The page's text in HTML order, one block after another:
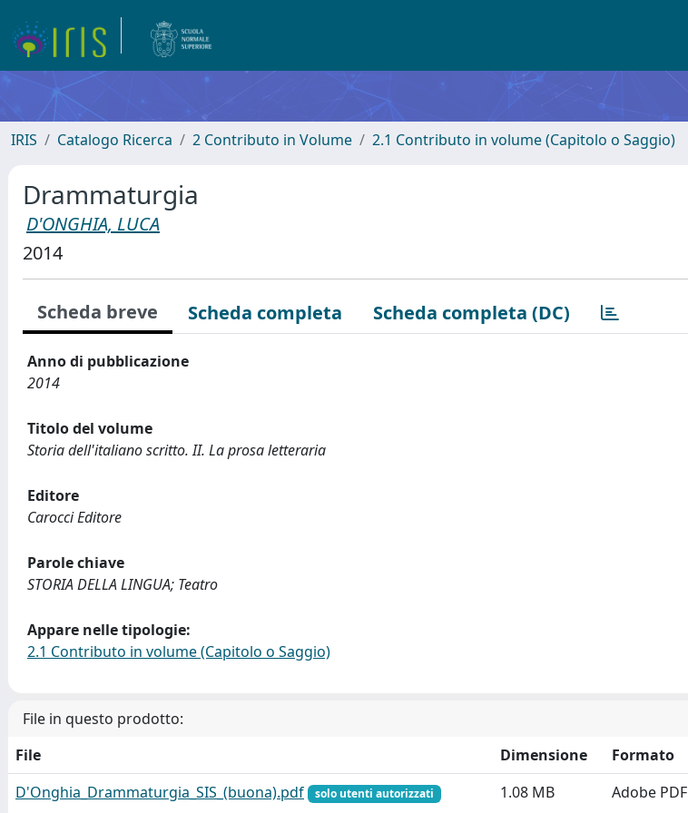
IRIS Catalogo Ricerca 2 Contributo in Volume 2.1 Contributo in volume (Capitolo o Saggio)
Drammaturgia
D'ONGHIA, LUCA
2014
Scheda breve Scheda completa Scheda completa (DC)
Anno di pubblicazione
2014
Titolo del volume
Storia dell'italiano scritto. II. La prosa letteraria
Editore
Carocci Editore
Parole chiave
STORIA DELLA LINGUA; Teatro
Appare nelle tipologie:
2.1 Contributo in volume (Capitolo o Saggio)
File in questo prodotto:
File
Dimensione
Formato
D'Onghia_Drammaturgia_SIS_(buona).pdf
solo utenti autorizzati 1.08 MB Adobe PDF